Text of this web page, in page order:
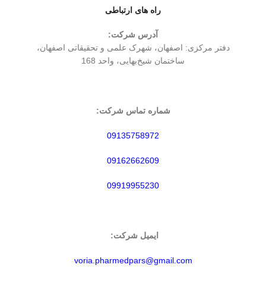
راه های ارتباطی
آدرس شرکت:
دفتر مركزی: اصفهان، شهرک علمی و تحقیقاتی اصفهان،
ساختمان شیخ‌بهایی، واحد 168
شماره تماس شرکت:
09135758972
09162662609
09919955230
ایمیل شرکت:
voria.pharmedpars@gmail.com